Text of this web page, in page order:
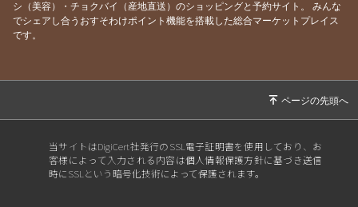
シ（美容）・チョクバイ（産地直送）のショッピングと予約サイト。
みんな
でシェアし合うおすそわけポイント機能を搭載した総合マーケットプレイス
です。
当サイトはDigiCert社発行のSSL電子証明書を使用しており、お
客様によって入力される内容は個人情報保護方針に基づき送信
時にSSLという暗号化技術によって保護されます。